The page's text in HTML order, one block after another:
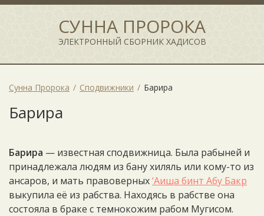
СУННА ПРОРОКА
ЭЛЕКТРОННЫЙ СБОРНИК ХАДИСОВ
Сунна Пророка Сподвижники Барира
Барира
Барира — известная сподвижница. Была рабыней и
принадлежала людям из бану хиляль или кому-то из
ансаров, и мать правоверных‘Аиша бинт Абу Бакр
выкупила её из рабства. Находясь в рабстве она
состояла в браке с темнокожим рабом Мугисом.